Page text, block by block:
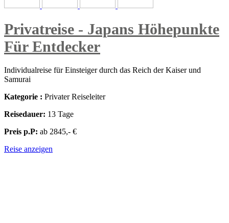
Privatreise - Japans Höhepunkte
Für Entdecker
Individualreise für Einsteiger durch das Reich der Kaiser und
Samurai
Kategorie : Privater Reiseleiter
Reisedauer: 13 Tage
Preis p.P: ab 2845,- €
Reise anzeigen